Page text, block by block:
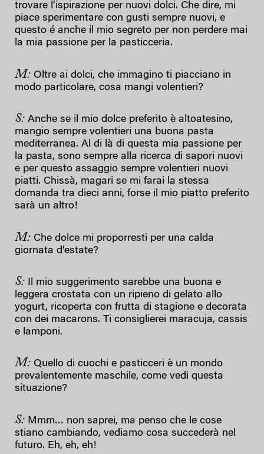
trovare l’ispirazione per nuovi dolci. Che dire, mi
piace sperimentare con gusti sempre nuovi, e
questo é anche il mio segreto per non perdere mai
la mia passione per la pasticceria.
M: Oltre ai dolci, che immagino ti piacciano in
modo particolare, cosa mangi volentieri?
S: Anche se il mio dolce preferito è altoatesino,
mangio sempre volentieri una buona pasta
mediterranea. Al di là di questa mia passione per
la pasta, sono sempre alla ricerca di sapori nuovi
e per questo assaggio sempre volentieri nuovi
piatti. Chissà, magari se mi farai la stessa
domanda tra dieci anni, forse il mio piatto preferito
sarà un altro!
M: Che dolce mi proporresti per una calda
giornata d’estate?
S: Il mio suggerimento sarebbe una buona e
leggera crostata con un ripieno di gelato allo
yogurt, ricoperta con frutta di stagione e decorata
con dei macarons. Ti consiglierei maracuja, cassis
e lamponi.
M: Quello di cuochi e pasticceri è un mondo
prevalentemente maschile, come vedi questa
situazione?
S: Mmm… non saprei, ma penso che le cose
stiano cambiando, vediamo cosa succederà nel
futuro. Eh, eh, eh!